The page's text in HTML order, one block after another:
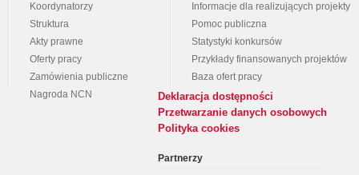
Koordynatorzy
Struktura
Akty prawne
Oferty pracy
Zamówienia publiczne
Nagroda NCN
Informacje dla realizujących projekty
Pomoc publiczna
Statystyki konkursów
Przykłady finansowanych projektów
Baza ofert pracy
Deklaracja dostępności
Przetwarzanie danych osobowych
Polityka cookies
Partnerzy